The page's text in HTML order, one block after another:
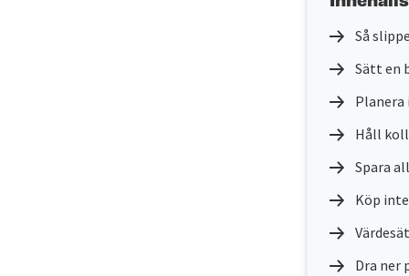
Så
Sätt en
Planera
Håll
Spara
Köp
Dra ner